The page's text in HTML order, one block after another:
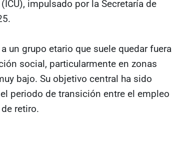
impulsado por la Secretaría de
un grupo etario que suele quedar fuera
social, particularmente en zonas
bajo. Su objetivo central ha sido
periodo de transición entre el empleo
retiro.